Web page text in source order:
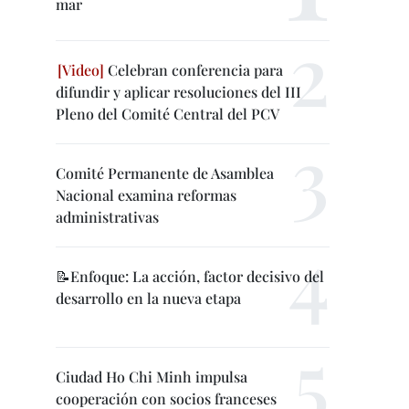
mar
Celebran conferencia para
difundir y aplicar resoluciones del III
Pleno del Comité Central del PCV
Comité Permanente de Asamblea
Nacional examina reformas
administrativas
📝Enfoque: La acción, factor decisivo del
desarrollo en la nueva etapa
Ciudad Ho Chi Minh impulsa
cooperación con socios franceses